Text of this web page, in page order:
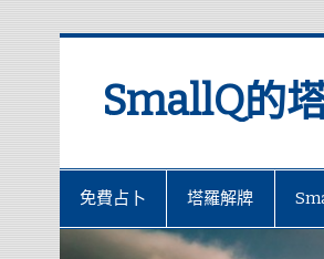
SmallQ的
免費占卜 塔羅解牌